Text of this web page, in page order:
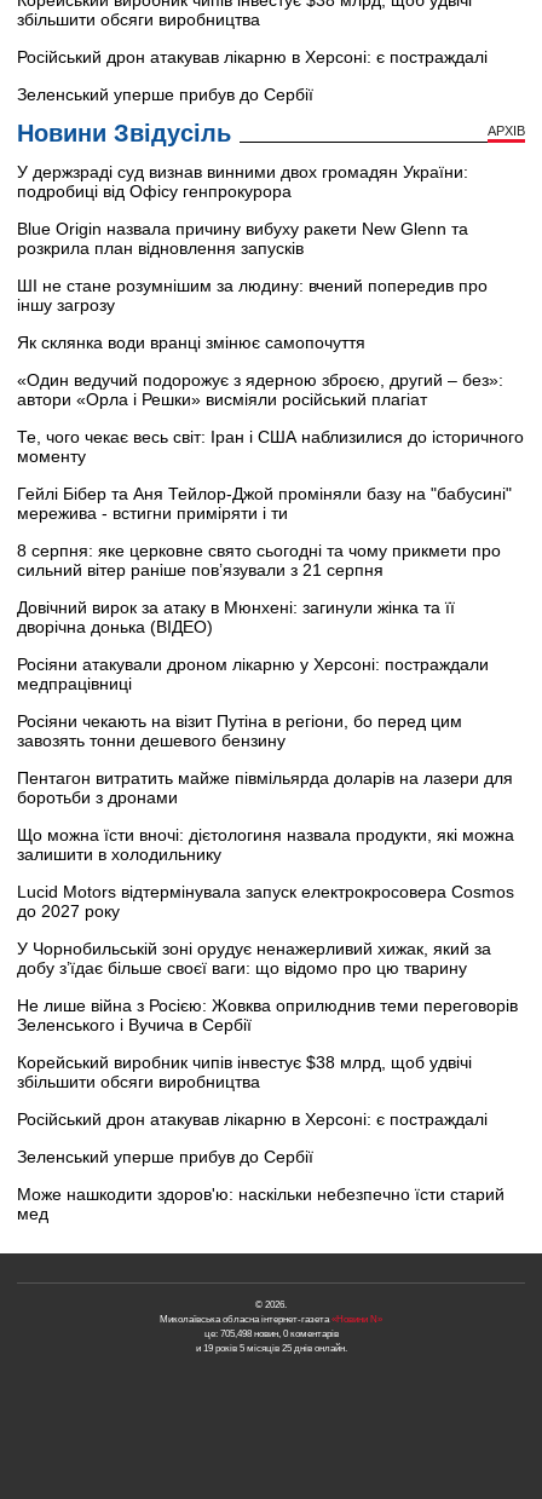
збільшити обсяги виробництва
Російський дрон атакував лікарню в Херсоні: є постраждалі
Зеленський уперше прибув до Сербії
Новини Звідусіль АРХІВ
У держзраді суд визнав винними двох громадян України:
подробиці від Офісу генпрокурора
Blue Origin назвала причину вибуху ракети New Glenn та
розкрила план відновлення запусків
ШІ не стане розумнішим за людину: вчений попередив про
іншу загрозу
Як склянка води вранці змінює самопочуття
«Один ведучий подорожує з ядерною зброєю, другий – без»:
автори «Орла і Решки» висміяли російський плагіат
Те, чого чекає весь світ: Іран і США наблизилися до історичного
моменту
Гейлі Бібер та Аня Тейлор-Джой проміняли базу на "бабусині"
мережива - встигни приміряти і ти
8 серпня: яке церковне свято сьогодні та чому прикмети про
сильний вітер раніше пов’язували з 21 серпня
Довічний вирок за атаку в Мюнхені: загинули жінка та її
дворічна донька (ВІДЕО)
Росіяни атакували дроном лікарню у Херсоні: постраждали
медпрацівниці
Росіяни чекають на візит Путіна в регіони, бо перед цим
завозять тонни дешевого бензину
Пентагон витратить майже півмільярда доларів на лазери для
боротьби з дронами
Що можна їсти вночі: дієтологиня назвала продукти, які можна
залишити в холодильнику
Lucid Motors відтермінувала запуск електрокросовера Cosmos
до 2027 року
У Чорнобильській зоні орудує ненажерливий хижак, який за
добу з’їдає більше своєї ваги: що відомо про цю тварину
Не лише війна з Росією: Жовква оприлюднив теми переговорів
Зеленського і Вучича в Сербії
Корейський виробник чипів інвестує $38 млрд, щоб удвічі
збільшити обсяги виробництва
Російський дрон атакував лікарню в Херсоні: є постраждалі
Зеленський уперше прибув до Сербії
Може нашкодити здоров'ю: наскільки небезпечно їсти старий
мед
© 2026.
Миколаївська обласна інтернет-газета «Новини N»
це: 705,498 новин, 0 коментарів
и 19 років 5 місяців 25 днів онлайн.